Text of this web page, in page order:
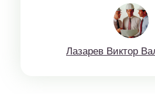
Лaзaрев Виктop